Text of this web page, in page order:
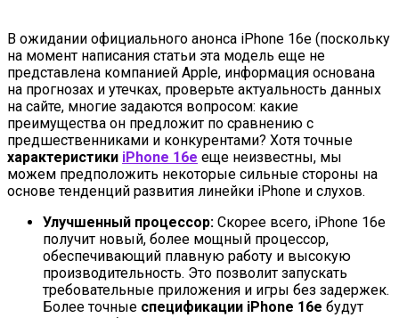
В ожидании официального анонса iPhone 16e (поскольку
на момент написания статьи эта модель еще не
представлена компанией Apple, информация основана
на прогнозах и утечках, проверьте актуальность данных
на сайте, многие задаются вопросом: какие
преимущества он предложит по сравнению с
предшественниками и конкурентами? Хотя точные
характеристики iPhone 16e еще неизвестны, мы
можем предположить некоторые сильные стороны на
основе тенденций развития линейки iPhone и слухов.
Улучшенный процессор: Скорее всего, iPhone 16e
получит новый, более мощный процессор,
обеспечивающий плавную работу и высокую
производительность. Это позволит запускать
требовательные приложения и игры без задержек.
Более точные спецификации iPhone 16e будут